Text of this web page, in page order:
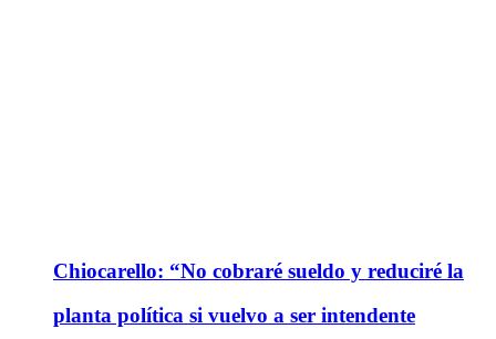
Chiocarello: “No cobraré sueldo y reduciré la
planta política si vuelvo a ser intendente